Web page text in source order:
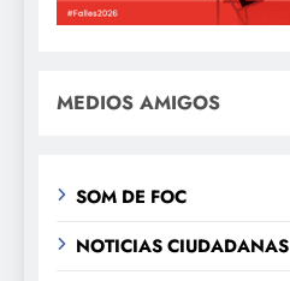
MEDIOS AMIGOS
SOM DE FOC
NOTICIAS CIUDADANAS